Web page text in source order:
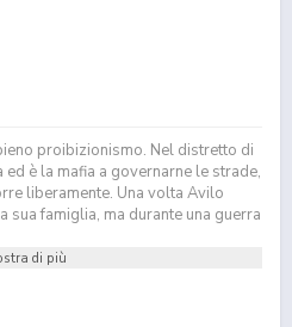
proibizionismo. Nel distretto di
è la mafia a governarne le strade,
liberamente. Una volta Avilo
famiglia, ma durante una guerra
di più